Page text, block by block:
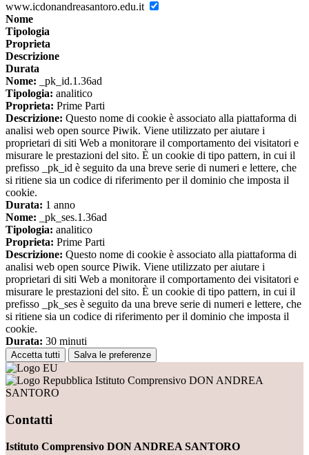
www.icdonandreasantoro.edu.it
Nome
Tipologia
Proprieta
Descrizione
Durata
Nome: _pk_id.1.36ad
Tipologia: analitico
Proprieta: Prime Parti
Descrizione: Questo nome di cookie è associato alla piattaforma di
analisi web open source Piwik. Viene utilizzato per aiutare i
proprietari di siti Web a monitorare il comportamento dei visitatori e
misurare le prestazioni del sito. È un cookie di tipo pattern, in cui il
prefisso _pk_id è seguito da una breve serie di numeri e lettere, che
si ritiene sia un codice di riferimento per il dominio che imposta il
cookie.
Durata: 1 anno
Nome: _pk_ses.1.36ad
Tipologia: analitico
Proprieta: Prime Parti
Descrizione: Questo nome di cookie è associato alla piattaforma di
analisi web open source Piwik. Viene utilizzato per aiutare i
proprietari di siti Web a monitorare il comportamento dei visitatori e
misurare le prestazioni del sito. È un cookie di tipo pattern, in cui il
prefisso _pk_ses è seguito da una breve serie di numeri e lettere, che
si ritiene sia un codice di riferimento per il dominio che imposta il
cookie.
Durata: 30 minuti
Accetta tutti Salva le preferenze
Istituto Comprensivo DON ANDREA
SANTORO
Contatti
Istituto Comprensivo DON ANDREA SANTORO